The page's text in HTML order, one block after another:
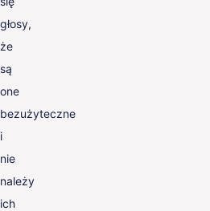
głosy,
że
są
one
bezużyteczne
i
nie
należy
ich